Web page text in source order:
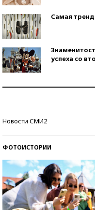
Самая
успеха со
Новости СМИ2
ФОТОИСТОРИИ